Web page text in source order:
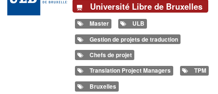
Université Libre de Bruxelles
Master
ULB
Gestion de projets de traduction
Chefs de projet
Translation Project Managers
TPM
Bruxelles